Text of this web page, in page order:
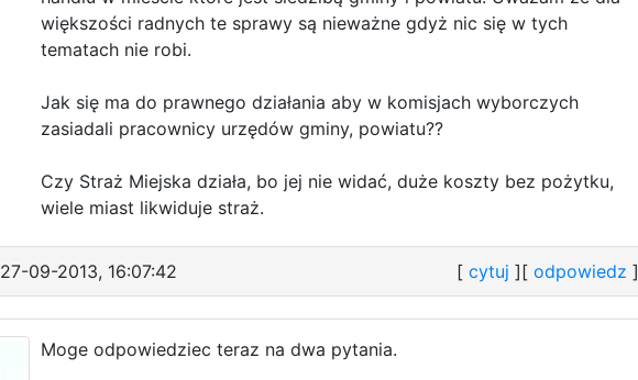
większości radnych te sprawy są nieważne gdyż nic się w tych
tematach nie robi.
Jak się ma do prawnego działania aby w komisjach wyborczych
zasiadali pracownicy urzędów gminy, powiatu??
Czy Straż Miejska działa, bo jej nie widać, duże koszty bez pożytku,
wiele miast likwiduje straż.
27-09-2013, 16:07:42 [ cytuj ][ odpowiedz ]
Moge odpowiedziec teraz na dwa pytania.